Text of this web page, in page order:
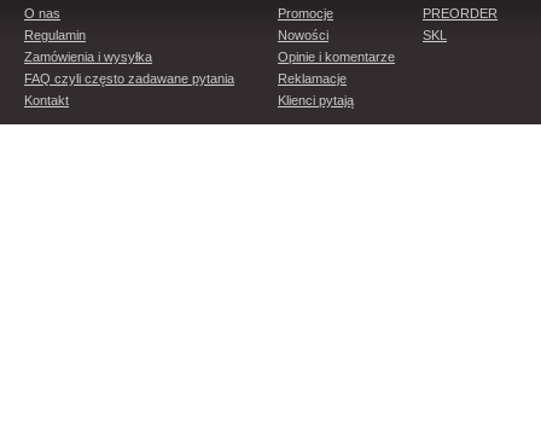
O nas
Regulamin
Zamówienia i wysyłka
FAQ czyli często zadawane pytania
Kontakt
Promocje
Nowości
Opinie i komentarze
Reklamacje
Klienci pytają
PREORDER
SKL